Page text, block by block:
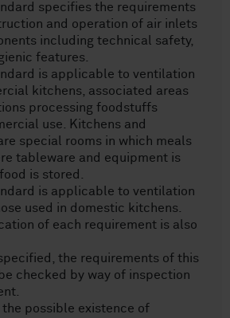
specifies the requirements
and operation of air inlets
including technical safety,
features.
is applicable to ventilation
kitchens, associated areas
processing foodstuffs
use. Kitchens and
special rooms in which meals
tableware and equipment is
is stored.
is applicable to ventilation
used in domestic kitchens.
of each requirement is also
the requirements of this
checked by way of inspection
the possible existence of